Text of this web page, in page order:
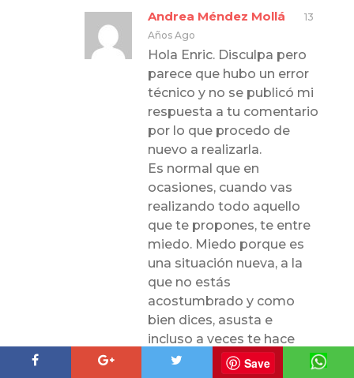
Andrea Méndez Mollá
13
Años Ago
Hola Enric. Disculpa pero
parece que hubo un error
técnico y no se publicó mi
respuesta a tu comentario
por lo que procedo de
nuevo a realizarla.
Es normal que en
ocasiones, cuando vas
realizando todo aquello
que te propones, te entre
miedo. Miedo porque es
una situación nueva, a la
que no estás
acostumbrado y como
bien dices, asusta e
incluso a veces te hace
sentir raro, mal….Eso es
Save